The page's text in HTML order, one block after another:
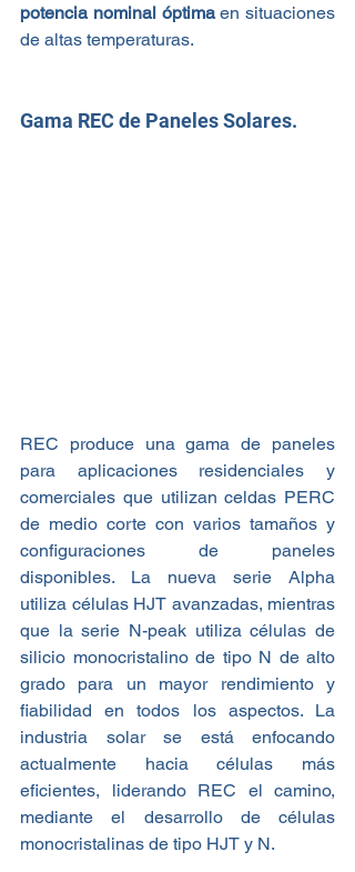
potencia nominal óptima en situaciones
de altas temperaturas.
Gama REC de Paneles Solares.
REC produce una gama de paneles
para aplicaciones residenciales y
comerciales que utilizan celdas PERC
de medio corte con varios tamaños y
configuraciones de paneles
disponibles. La nueva serie Alpha
utiliza células HJT avanzadas, mientras
que la serie N-peak utiliza células de
silicio monocristalino de tipo N de alto
grado para un mayor rendimiento y
fiabilidad en todos los aspectos. La
industria solar se está enfocando
actualmente hacia células más
eficientes, liderando REC el camino,
mediante el desarrollo de células
monocristalinas de tipo HJT y N.